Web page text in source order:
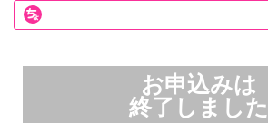
お申込みは
終了しました